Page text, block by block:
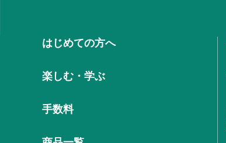
はじめての方へ
楽しむ・学ぶ
手数料